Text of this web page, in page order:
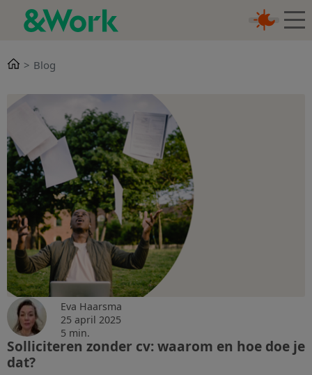
Blog
Eva Haarsma
25 april 2025
5 min.
Solliciteren zonder cv: waarom en hoe doe je
dat?